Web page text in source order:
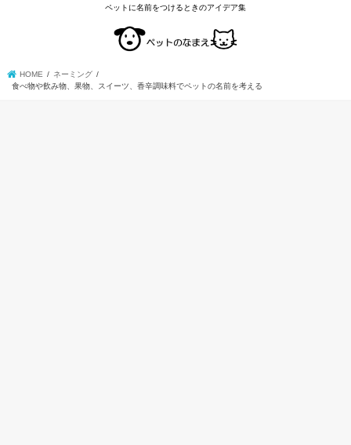
ペットに名前をつけるときのアイデア集
HOME
ネーミング
食べ物や飲み物、果物、スイーツ、香辛調味料でペットの名前を考える